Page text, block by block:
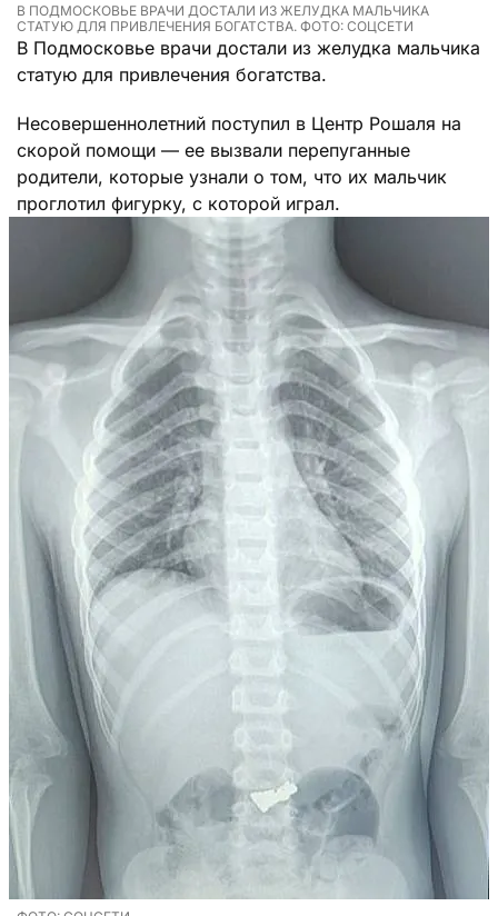
В ПОДМОСКОВЬЕ ВРАЧИ ДОСТАЛИ ИЗ ЖЕЛУДКА МАЛЬЧИКА
СТАТУЮ ДЛЯ ПРИВЛЕЧЕНИЯ БОГАТСТВА. ФОТО: СОЦСЕТИ
В Подмосковье врачи достали из желудка мальчика
статую для привлечения богатства.
Несовершеннолетний поступил в Центр Рошаля на
скорой помощи — ее вызвали перепуганные
родители, которые узнали о том, что их мальчик
проглотил фигурку, с которой играл.